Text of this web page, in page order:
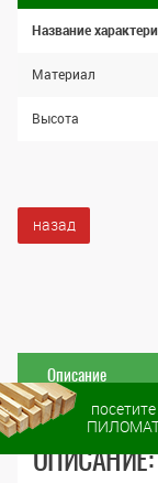
Название
Материал
Высота
назад
Описание
ОПИСАНИЕ: